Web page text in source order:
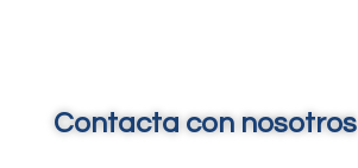
Contacta con nosotros